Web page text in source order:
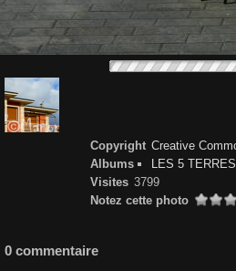
Copyright Creative
Albums
LES 5 TERRES
Visites 3799
Notez cette photo
0 commentaire